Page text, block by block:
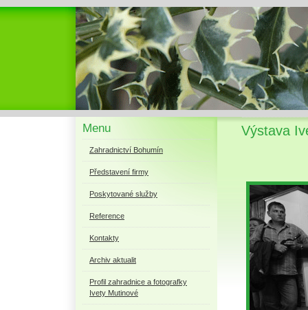
Menu
Zahradnictví Bohumín
Představení firmy
Poskytované služby
Reference
Kontakty
Archiv aktualit
Profil zahradnice a fotografky
Ivety Mutinové
Výstava